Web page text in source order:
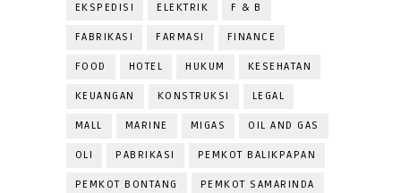
EKSPEDISI ELEKTRIK F & B
FABRIKASI FARMASI FINANCE
FOOD HOTEL HUKUM KESEHATAN
KEUANGAN KONSTRUKSI LEGAL
MALL MARINE MIGAS OIL AND GAS
OLI PABRIKASI PEMKOT BALIKPAPAN
PEMKOT BONTANG PEMKOT SAMARINDA